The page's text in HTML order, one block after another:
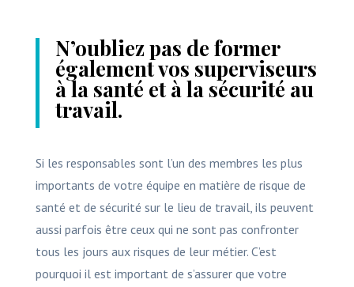
N’oubliez pas de former
également vos superviseurs
à la santé et à la sécurité au
travail.
Si les responsables sont l’un des membres les plus
importants de votre équipe en matière de risque de
santé et de sécurité sur le lieu de travail, ils peuvent
aussi parfois être ceux qui ne sont pas confronter
tous les jours aux risques de leur métier. C’est
pourquoi il est important de s’assurer que votre